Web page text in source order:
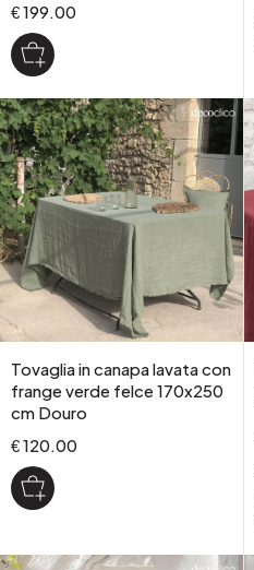
€ 199.00
Tovaglia in canapa lavata con
frange verde felce 170x250
cm Douro
€ 120.00